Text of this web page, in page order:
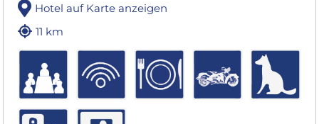
Hotel auf Karte anzeigen
11 km